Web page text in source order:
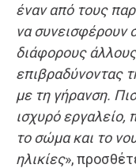
έναν από τους
να συνεισφέρουν
διάφορους
επιβραδύνοντας
με τη γήρανση.
ισχυρό εργαλείο,
το σώμα και το
ηλικίες»,